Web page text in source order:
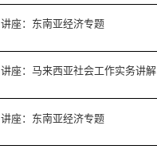
讲座：东南亚经济专题
讲座：马来西亚社会工作实务讲解
讲座：东南亚经济专题